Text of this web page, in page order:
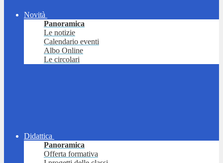
Novità
Panoramica
Le notizie
Calendario eventi
Albo Online
Le circolari
Didattica
Panoramica
Offerta formativa